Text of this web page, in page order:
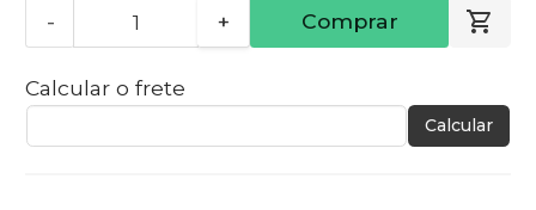
- + Comprar
Calcular o frete
Calcular